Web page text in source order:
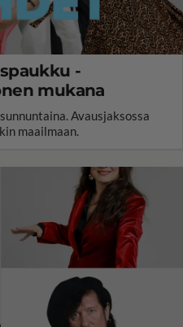
-
mukana
Avausjaksossa
maailmaan.